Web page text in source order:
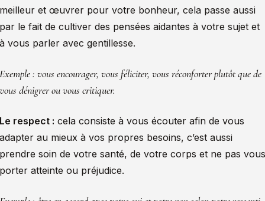
et œuvrer pour votre bonheur, cela passe aussi
le fait de cultiver des pensées aidantes à votre sujet et
vous parler avec gentillesse.
: vous encourager, vous féliciter, vous réconforter plutôt que de
dénigrer ou vous critiquer.
respect : cela consiste à vous écouter afin de vous
au mieux à vos propres besoins, c’est aussi
soin de votre santé, de votre corps et ne pas vous
atteinte ou préjudice.